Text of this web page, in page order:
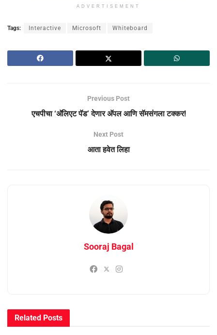
ADVERTISEMENT
Tags: Interactive Microsoft Whiteboard
Previous Post
एचपीचा ‘अ‍ॅलिएट पॅड’ देणार अ‍ॅपल आणि सॅमसंगला टक्कर!
Next Post
आता हवेत लिहा
Sooraj Bagal
Related Posts